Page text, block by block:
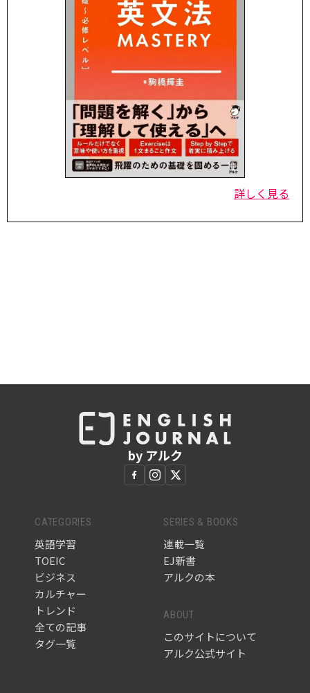
詳しく見る
by アルク
CATEGORIES
英語学習
TOEIC
ビジネス
カルチャー
トレンド
全ての記事
タグ一覧
SERIES & BOOKS
連載一覧
EJ新書
アルクの本
ABOUT
このサイトについて
アルク公式サイト